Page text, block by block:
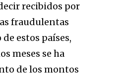
recibidos por
fraudulentas
estos países,
meses se ha
de los montos